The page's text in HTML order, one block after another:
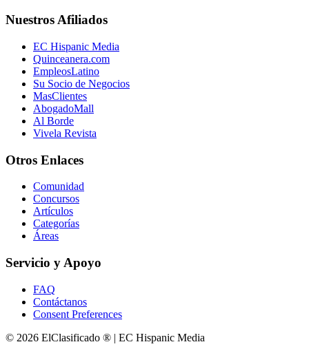
Nuestros Afiliados
EC Hispanic Media
Quinceanera.com
EmpleosLatino
Su Socio de Negocios
MasClientes
AbogadoMall
Al Borde
Vivela Revista
Otros Enlaces
Comunidad
Concursos
Artículos
Categorías
Áreas
Servicio y Apoyo
FAQ
Contáctanos
Consent Preferences
© 2026 ElClasificado ® | EC Hispanic Media